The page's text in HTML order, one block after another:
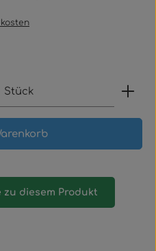
gewünschten Wert
Stück
zu diesem Produkt